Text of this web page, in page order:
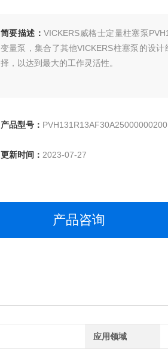
简要描述：VICKERS威格士定量柱塞泵
变量泵，集合了其他VICKERS柱塞泵的设
择，以达到最大的工作灵活性。
产品型号： PVH131R13AF30A25000000200
更新时间： 2023-07-27
产品咨询
应用领域